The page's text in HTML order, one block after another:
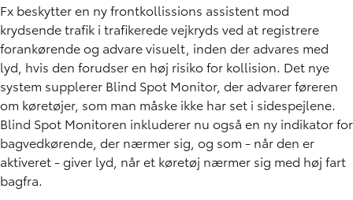
Fx beskytter en ny frontkollissions assistent mod
krydsende trafik i trafikerede vejkryds ved at registrere
forankørende og advare visuelt, inden der advares med
lyd, hvis den forudser en høj risiko for kollision. Det nye
system supplerer Blind Spot Monitor, der advarer føreren
om køretøjer, som man måske ikke har set i sidespejlene.
Blind Spot Monitoren inkluderer nu også en ny indikator for
bagvedkørende, der nærmer sig, og som - når den er
aktiveret - giver lyd, når et køretøj nærmer sig med høj fart
bagfra.